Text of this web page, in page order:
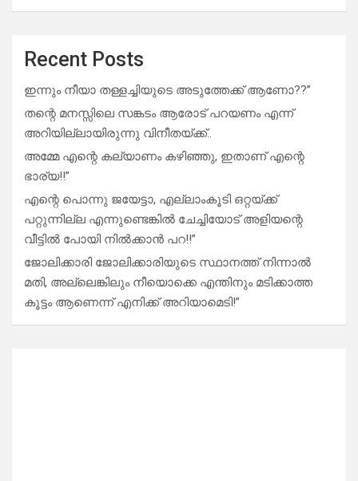
Recent Posts
ഇന്നും നീയാ തള്ളച്ചിയുടെ അടുത്തേക്ക് ആണോ??”
തന്റെ മനസ്സിലെ സങ്കടം ആരോട് പറയണം എന്ന്
അറിയില്ലായിരുന്നു വിനീതയ്ക്ക്..
അമ്മേ എന്റെ കല്യാണം കഴിഞ്ഞു, ഇതാണ് എന്റെ
ഭാര്യ!!”
എന്റെ പൊന്നു ജയേട്ടാ, എല്ലാംകൂടി ഒറ്റയ്ക്ക്
പറ്റുന്നില്ല എന്നുണ്ടെങ്കിൽ ചേച്ചിയോട് അളിയന്റെ
വീട്ടിൽ പോയി നിൽക്കാൻ പറ!!”
ജോലിക്കാരി ജോലിക്കാരിയുടെ സ്ഥാനത്ത് നിന്നാൽ
മതി, അല്ലെങ്കിലും നീയൊക്കെ എന്തിനും മടിക്കാത്ത
കൂട്ടം ആണെന്ന് എനിക്ക് അറിയാമെടി!”